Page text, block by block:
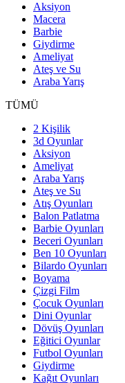
Aksiyon
Macera
Barbie
Giydirme
Ameliyat
Ateş ve Su
Araba Yarış
TÜMÜ
2 Kişilik
3d Oyunlar
Aksiyon
Ameliyat
Araba Yarış
Ateş ve Su
Atış Oyunları
Balon Patlatma
Barbie Oyunları
Beceri Oyunları
Ben 10 Oyunları
Bilardo Oyunları
Boyama
Çizgi Film
Çocuk Oyunları
Dini Oyunlar
Dövüş Oyunları
Eğitici Oyunlar
Futbol Oyunları
Giydirme
Kağıt Oyunları